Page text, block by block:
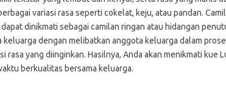
variasi rasa seperti cokelat, keju, atau pandan.
dinikmati sebagai camilan ringan atau hidangan
keluarga dengan melibatkan anggota keluarga dalam
rasa yang diinginkan. Hasilnya, Anda akan menikmati kue
berkualitas bersama keluarga.